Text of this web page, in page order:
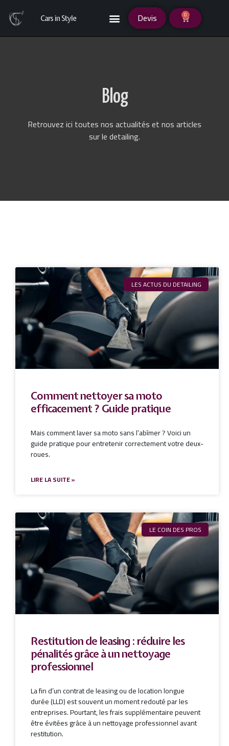
Cars in Style Devis 0
Blog
Retrouvez ici toutes nos actualités et nos articles
sur le detailing.
LES ACTUS DU DETAILING
Comment nettoyer sa moto
efficacement ? Guide pratique
Mais comment laver sa moto sans l’abîmer ? Voici un
guide pratique pour entretenir correctement votre deux-
roues.
LIRE LA SUITE »
LE COIN DES PROS
Restitution de leasing : réduire les
pénalités grâce à un nettoyage
professionnel
La fin d’un contrat de leasing ou de location longue
durée (LLD) est souvent un moment redouté par les
entreprises. Pourtant, les frais supplémentaire peuvent
être évitées grâce à un nettoyage professionnel avant
restitution.